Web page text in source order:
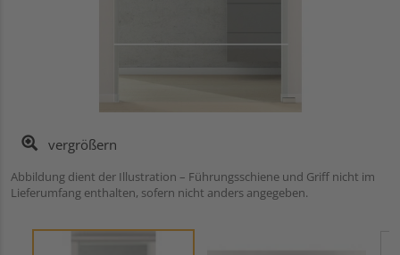
vergrößern
Abbildung dient der Illustration – Führungsschiene und Griff nicht im
Lieferumfang enthalten, sofern nicht anders angegeben.